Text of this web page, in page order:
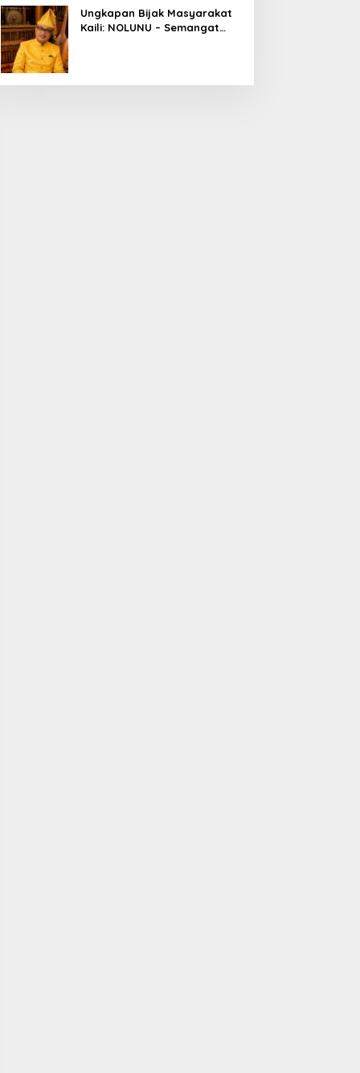
Ungkapan Bijak Masyarakat
Kaili: NOLUNU – Semangat